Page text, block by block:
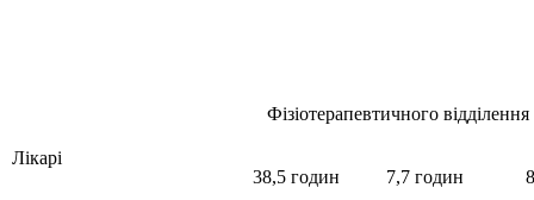
Фізіотерапевтичного відділення
Лікарі
38,5 годин
7,7 годин